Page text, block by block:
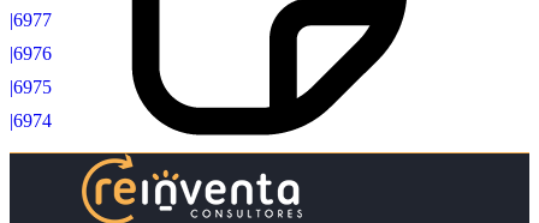
|6977
|6976
|6975
|6974